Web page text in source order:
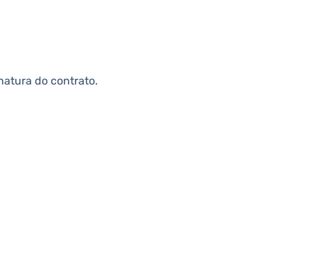
do contrato.